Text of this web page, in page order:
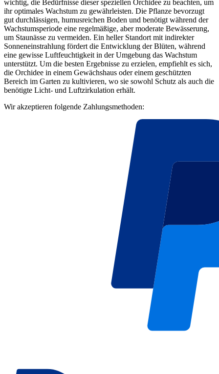
wichtig, die Bedürfnisse dieser speziellen Orchidee zu beachten, um
ihr optimales Wachstum zu gewährleisten. Die Pflanze bevorzugt
gut durchlässigen, humusreichen Boden und benötigt während der
Wachstumsperiode eine regelmäßige, aber moderate Bewässerung,
um Staunässe zu vermeiden. Ein heller Standort mit indirekter
Sonneneinstrahlung fördert die Entwicklung der Blüten, während
eine gewisse Luftfeuchtigkeit in der Umgebung das Wachstum
unterstützt. Um die besten Ergebnisse zu erzielen, empfiehlt es sich,
die Orchidee in einem Gewächshaus oder einem geschützten
Bereich im Garten zu kultivieren, wo sie sowohl Schutz als auch die
benötigte Licht- und Luftzirkulation erhält.
Wir akzeptieren folgende Zahlungsmethoden: